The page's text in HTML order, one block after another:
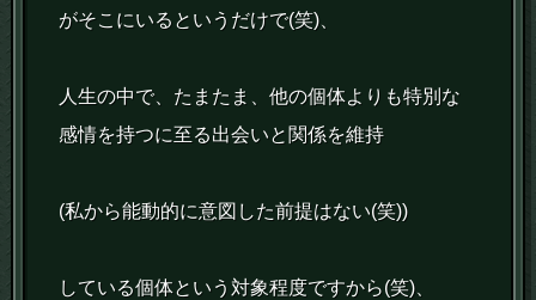
がそこにいるというだけで(笑)、
人生の中で、たまたま、他の個体よりも特別な
感情を持つに至る出会いと関係を維持
(私から能動的に意図した前提はない(笑))
している個体という対象程度ですから(笑)、